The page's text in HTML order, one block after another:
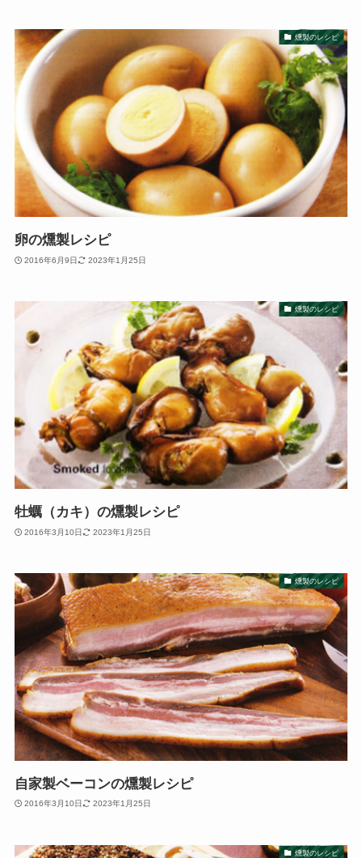
燻製のレシピ
卵の燻製レシピ
2016年6月9日 2023年1月25日
燻製のレシピ
牡蠣（カキ）の燻製レシピ
2016年3月10日 2023年1月25日
燻製のレシピ
自家製ベーコンの燻製レシピ
2016年3月10日 2023年1月25日
燻製のレシピ